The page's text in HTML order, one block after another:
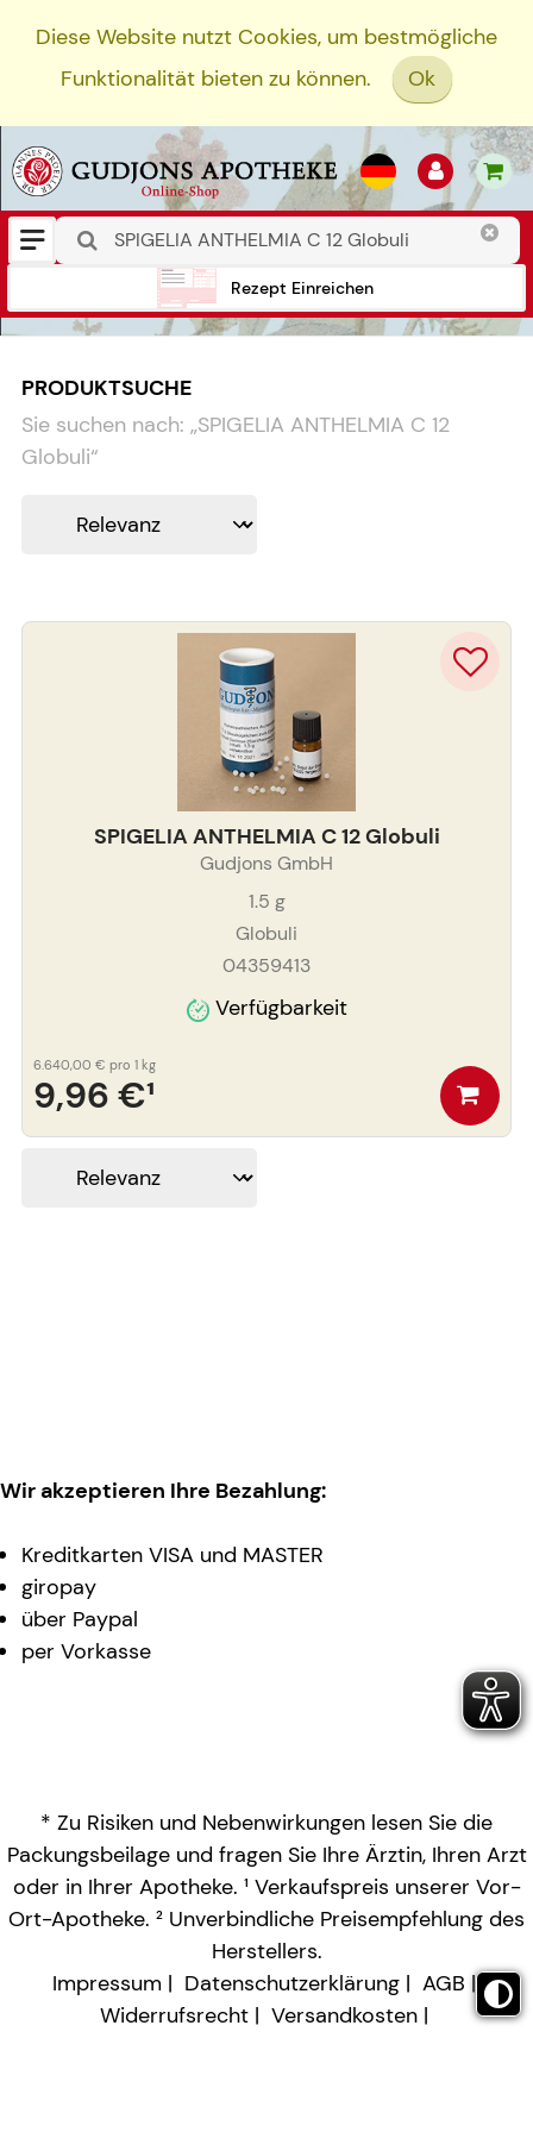
Diese Website nutzt Cookies, um bestmögliche
Funktionalität bieten zu können.
Ok
Rezept Einreichen
PRODUKTSUCHE
Sie suchen nach: „SPIGELIA ANTHELMIA C 12
Globuli“
SPIGELIA ANTHELMIA C 12 Globuli
Gudjons GmbH
1.5 g
Globuli
04359413
Verfügbarkeit
9,96 €¹
6.640,00 € pro 1 kg
Wir akzeptieren Ihre Bezahlung:
Kreditkarten VISA und MASTER
giropay
über Paypal
per Vorkasse
* Zu Risiken und Nebenwirkungen lesen Sie die
Packungsbeilage und fragen Sie Ihre Ärztin, Ihren Arzt
oder in Ihrer Apotheke. ¹ Verkaufspreis unserer Vor-
Ort-Apotheke. ² Unverbindliche Preisempfehlung des
Herstellers.
Impressum
Datenschutzerklärung
AGB
Widerrufsrecht
Versandkosten